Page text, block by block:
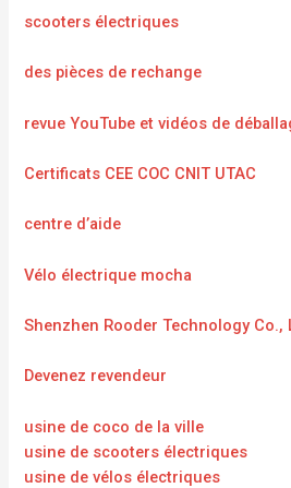
scooters électriques
des pièces de rechange
revue YouTube et vidéos de
Certificats CEE COC CNIT UTAC
centre d’aide
Vélo électrique mocha
Shenzhen Rooder Technology Co.,
Devenez revendeur
usine de coco de la ville
usine de scooters électriques
usine de vélos électriques